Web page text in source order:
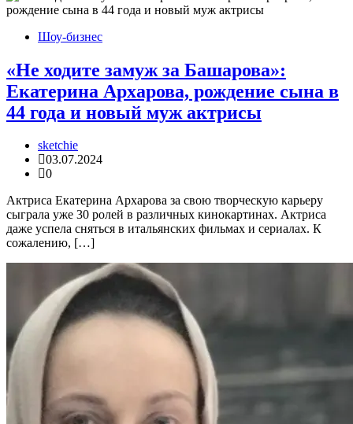
Шоу-бизнес
«Не ходите замуж за Башарова»:
Екатерина Архарова, рождение сына в
44 года и новый муж актрисы
sketchie
03.07.2024
0
Актриса Екатерина Архарова за свою творческую карьеру
сыграла уже 30 ролей в различных кинокартинах. Актриса
даже успела сняться в итальянских фильмах и сериалах. К
сожалению, […]